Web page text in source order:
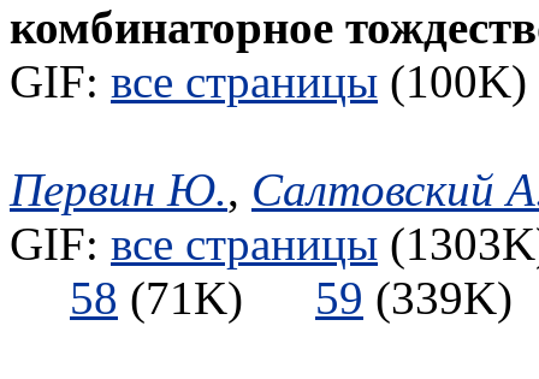
комбинаторное
GIF: все страницы
Первин Ю., Салтовский
GIF: все страницы
58 (71K) 59